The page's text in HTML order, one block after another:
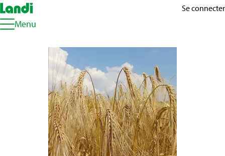
Se connecter
Menu